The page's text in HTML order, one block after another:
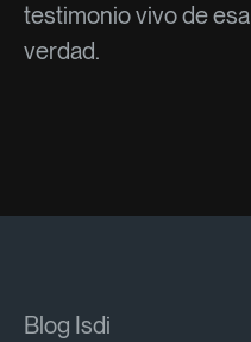
testimonio vivo de esa
verdad.
Blog Isdi